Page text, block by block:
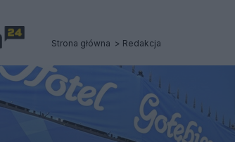
Strona główna Redakcja